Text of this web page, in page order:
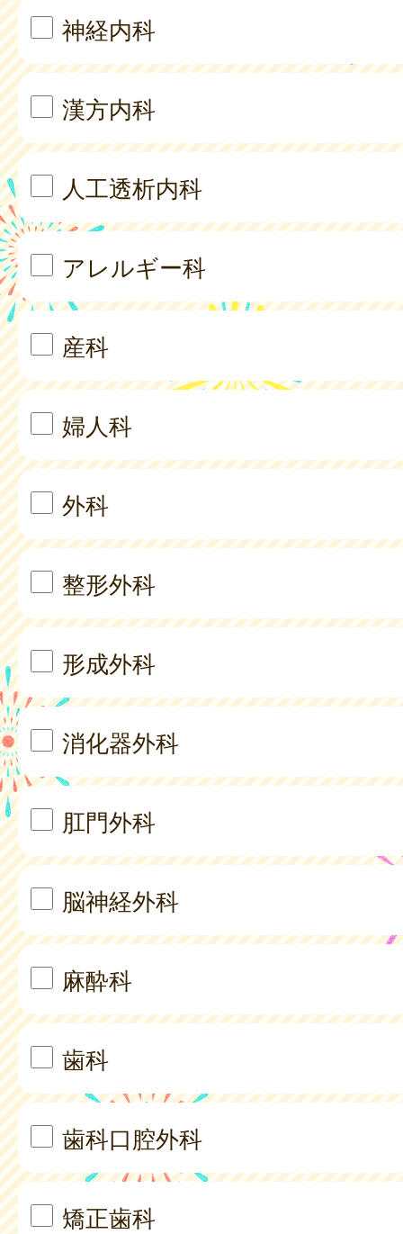
神経内科
漢方内科
人工透析内科
アレルギー科
産科
婦人科
外科
整形外科
形成外科
消化器外科
肛門外科
脳神経外科
麻酔科
歯科
歯科口腔外科
矯正歯科